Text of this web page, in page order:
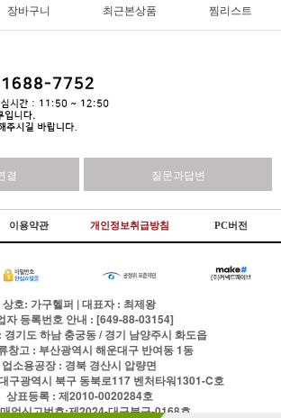
장바구니 최근본상품 찜리스트
결 질문과답변
이용약관 개인정보취급방침 PC버전
상호: 가구헬퍼 | 대표자 : 최제왕
자 등록번호 안내 : [649-88-03154]
경기도 하남 충궁동 / 경기 남양주시 화도읍
창고 : 부산광역시 해운대구 반여동 1동
업소용공장 : 경북 경산시 압량면
구광역시 북구 동북로117 벤처타워1301-C호
상표등록 : 제2010-0020284호
업신고번호:제2024-대구북구-0168호